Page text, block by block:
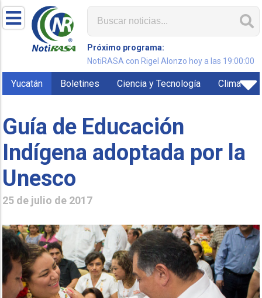
Próximo programa:
NotiRASA con Rigel Alonzo hoy a las 19:00:00
Yucatán Boletines Ciencia y Tecnología Clima
Guía de Educación
Indígena adoptada por la
Unesco
25 de julio de 2017